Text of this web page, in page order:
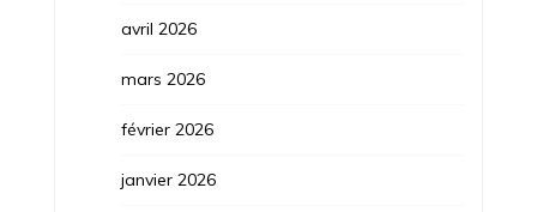
avril 2026
mars 2026
février 2026
janvier 2026